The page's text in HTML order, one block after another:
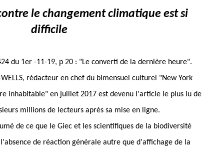
le changement climatique est si
difficile
du 1er -11-19, p 20 : "Le converti de la dernière heure".
rédacteur en chef du bimensuel culturel "New York
inhabitable" en juillet 2017 est devenu l'article le plus lu de
millions de lecteurs après sa mise en ligne.
de ce que le Giec et les scientifiques de la biodiversité
de réaction générale autre que d'affichage de la